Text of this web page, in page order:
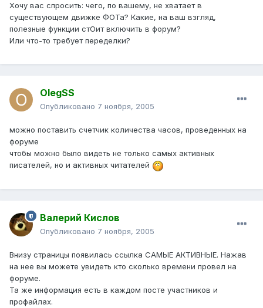
Хочу вас спросить: чего, по вашему, не хватает в
существующем движке ФОТа? Какие, на ваш взгляд,
полезные функции стОит включить в форум?
Или что-то требует переделки?
OlegSS
Опубликовано 7 ноября, 2005
можно поставить счетчик количества часов, проведенных на
форуме
чтобы можно было видеть не только самых активных
писателей, но и активных читателей
Валерий Кислов
Опубликовано 7 ноября, 2005
Внизу страницы появилась ссылка САМЫЕ АКТИВНЫЕ. Нажав
на нее вы можете увидеть кто сколько времени провел на
форуме.
Та же информация есть в каждом посте участников и
профайлах.